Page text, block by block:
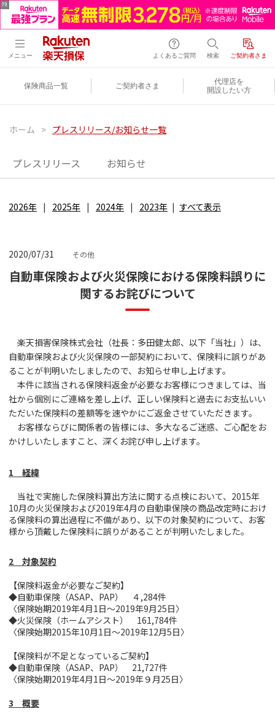
メニュー よくあるご質問 検索 ご契約者さま
保険商品一覧 ご契約者さま
代理店を
開設したい方
ホーム > プレスリリース/お知らせ一覧
プレスリリース お知らせ
2026年 2025年 2024年 2023年 すべて表示
2020/07/31 その他
自動車保険および火災保険における保険料誤りに
関するお詫びについて
楽天損害保険株式会社（社長：多田健太郎、以下「当社」）は、
自動車保険および火災保険の一部契約において、保険料に誤りがあ
ることが判明いたしましたので、お知らせ申し上げます。
本件に該当される保険料返金が必要なお客様につきましては、当
社から個別にご連絡を差し上げ、正しい保険料と過去にお支払いい
ただいた保険料の差額等を速やかにご返金させていただきます。
お客様ならびに関係者の皆様には、多大なるご迷惑、ご心配をお
かけしいたしますこと、深くお詫び申し上げます。
1 経緯
当社で実施した保険料算出方法に関する点検において、2015年
10月の火災保険および2019年4月の自動車保険の商品改定時におけ
る保険料の算出過程に不備があり、以下の対象契約について、お客
様から頂戴した保険料に誤りがあることが判明いたしました。
2 対象契約
【保険料返金が必要なご契約】
◆自動車保険（ASAP、PAP） ４,284件
〈保険始期2019年4月1日～2019年9月25日〉
◆火災保険（ホームアシスト） 161,784件
〈保険始期2015年10月1日～2019年12月5日〉
【保険料が不足となっているご契約】
◆自動車保険（ASAP、PAP） 21,727件
〈保険始期2019年4月1日～2019年９月25日〉
3 概要